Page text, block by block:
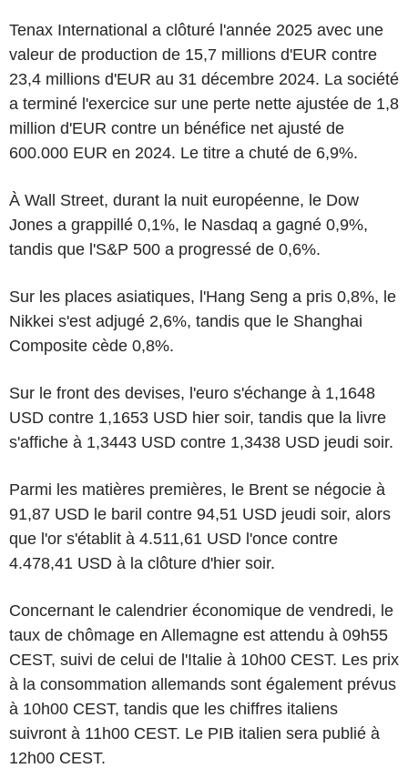
Tenax International a clôturé l'année 2025 avec une
valeur de production de 15,7 millions d'EUR contre
23,4 millions d'EUR au 31 décembre 2024. La société
a terminé l'exercice sur une perte nette ajustée de 1,8
million d'EUR contre un bénéfice net ajusté de
600.000 EUR en 2024. Le titre a chuté de 6,9%.
À Wall Street, durant la nuit européenne, le Dow
Jones a grappillé 0,1%, le Nasdaq a gagné 0,9%,
tandis que l'S&P 500 a progressé de 0,6%.
Sur les places asiatiques, l'Hang Seng a pris 0,8%, le
Nikkei s'est adjugé 2,6%, tandis que le Shanghai
Composite cède 0,8%.
Sur le front des devises, l'euro s'échange à 1,1648
USD contre 1,1653 USD hier soir, tandis que la livre
s'affiche à 1,3443 USD contre 1,3438 USD jeudi soir.
Parmi les matières premières, le Brent se négocie à
91,87 USD le baril contre 94,51 USD jeudi soir, alors
que l'or s'établit à 4.511,61 USD l'once contre
4.478,41 USD à la clôture d'hier soir.
Concernant le calendrier économique de vendredi, le
taux de chômage en Allemagne est attendu à 09h55
CEST, suivi de celui de l'Italie à 10h00 CEST. Les prix
à la consommation allemands sont également prévus
à 10h00 CEST, tandis que les chiffres italiens
suivront à 11h00 CEST. Le PIB italien sera publié à
12h00 CEST.